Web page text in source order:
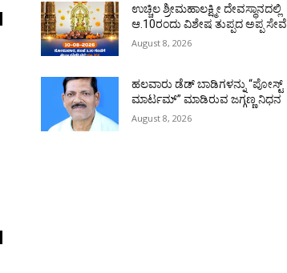
ಉಚ್ಚಿಲ ಶ್ರೀಮಹಾಲಕ್ಷ್ಮೀ ದೇವಸ್ಥಾನದಲ್ಲಿ
ಆ.10ರಂದು ವಿಶೇಷ ತುಪ್ಪದ ಅಪ್ಪ ಸೇವೆ
August 8, 2026
ಹಲವಾರು ಡೆಡ್ ಬಾಡಿಗಳನ್ನು “ಪೋಸ್ಟ್
ಮಾರ್ಟಮ್” ಮಾಡಿರುವ ಜಗ್ಗಣ್ಣ ನಿಧನ
August 8, 2026